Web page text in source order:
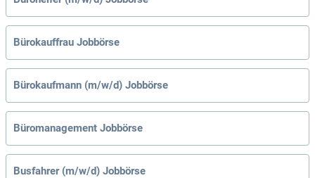
Bürokauffrau Jobbörse
Bürokaufmann (m/w/d) Jobbörse
Büromanagement Jobbörse
Busfahrer (m/w/d) Jobbörse